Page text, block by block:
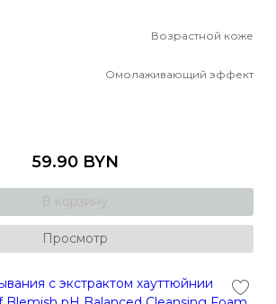
Возрастной коже
Омолаживающий эффект
59.90 BYN
В корзину
Просмотр